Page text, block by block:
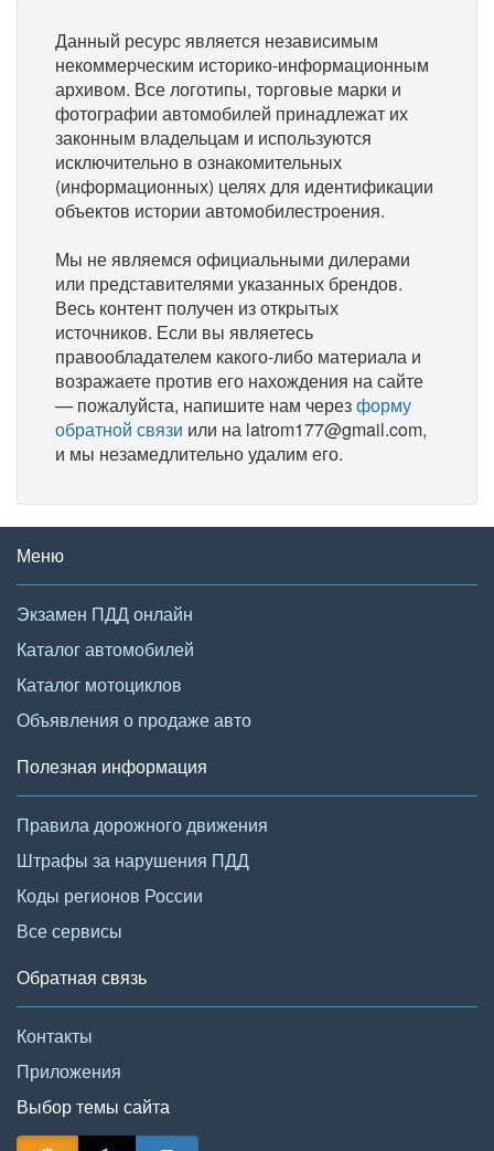
Данный ресурс является независимым
некоммерческим историко-информационным
архивом. Все логотипы, торговые марки и
фотографии автомобилей принадлежат их
законным владельцам и используются
исключительно в ознакомительных
(информационных) целях для идентификации
объектов истории автомобилестроения.
Мы не являемся официальными дилерами
или представителями указанных брендов.
Весь контент получен из открытых
источников. Если вы являетесь
правообладателем какого-либо материала и
возражаете против его нахождения на сайте
— пожалуйста, напишите нам черезформу
обратной связи или на latrom177@gmail.com,
и мы незамедлительно удалим его.
Меню
Экзамен ПДД онлайн
Каталог автомобилей
Каталог мотоциклов
Объявления о продаже авто
Полезная информация
Правила дорожного движения
Штрафы за нарушения ПДД
Коды регионов России
Все сервисы
Обратная связь
Контакты
Приложения
Выбор темы сайта